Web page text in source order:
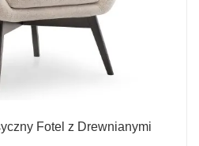
Fotel z Drewnianymi